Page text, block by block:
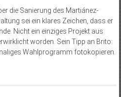
die Sanierung des Martiánez-
sei ein klares Zeichen, dass er
Nicht ein einziges Projekt aus
worden. Sein Tipp an Brito:
Wahlprogramm fotokopieren.